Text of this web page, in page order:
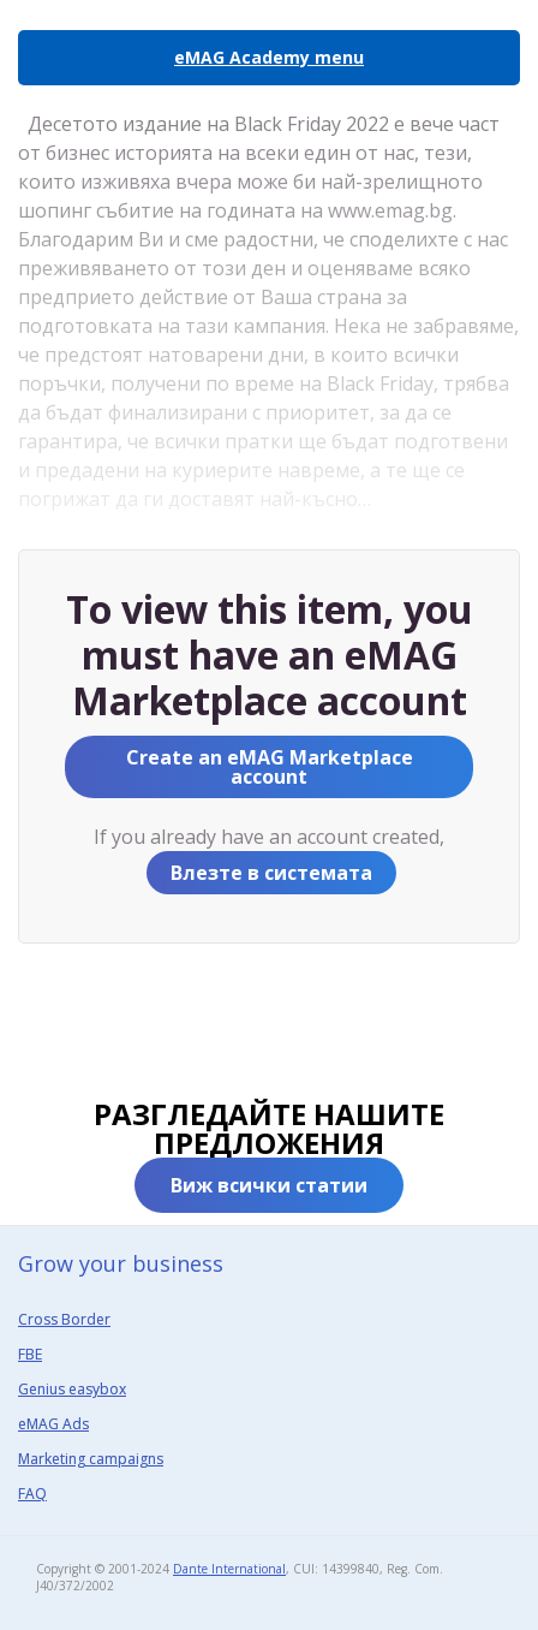
eMAG Academy menu
Десетото издание на Black Friday 2022 е вече част
от бизнес историята на всеки един от нас, тези,
които изживяха вчера може би най-зрелищното
шопинг събитие на годината на www.emag.bg.
Благодарим Ви и сме радостни, че споделихте с нас
преживяването от този ден и оценяваме всяко
предприето действие от Ваша страна за
подготовката на тази кампания. Нека не забравяме,
че предстоят натоварени дни, в които всички
поръчки, получени по време на Black Friday, трябва
да бъдат финализирани с приоритет, за да се
гарантира, че всички пратки ще бъдат подготвени
и предадени на куриерите навреме, а те ще се
погрижат да ги доставят най-късно…
To view this item, you
must have an eMAG
Marketplace account
Create an eMAG Marketplace
account
If you already have an account created,
Влезте в системата
РАЗГЛЕДАЙТЕ НАШИТЕ
ПРЕДЛОЖЕНИЯ
Виж всички статии
Grow your business​
Cross Border
FBE
Genius easybox
eMAG Ads
Marketing campaigns
FAQ
Copyright © 2001-2024 Dante International, CUI: 14399840, Reg. Com.
J40/372/2002​